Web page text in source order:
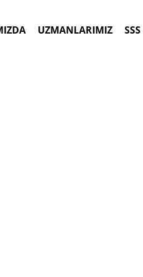
UZMANLARIMIZ SSS